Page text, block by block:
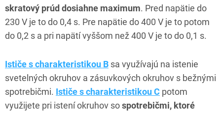
skratový prúd dosiahne maximum. Pred napätie do
230 V je to do 0,4 s. Pre napätie do 400 V je to potom
do 0,2 s a pri napätí vyššom než 400 V je to do 0,1 s.
Ističe s charakteristikou B sa využívajú na istenie
svetelných okruhov a zásuvkových okruhov s bežnými
spotrebičmi. Ističe s charakteristikou C potom
využijete pri istení okruhov sospotrebičmi, ktoré